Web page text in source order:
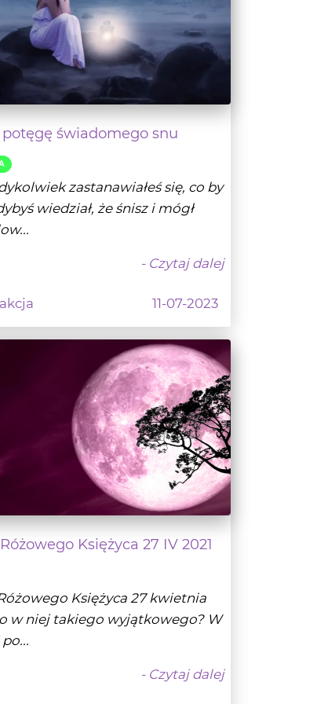
świadomego snu
zastanawiałeś się, co by
wiedział, że śnisz i mógł
- Czytaj dalej
11-07-2023
Księżyca 27 IV 2021
Księżyca 27 kwietnia
w niej takiego wyjątkowego? W
- Czytaj dalej